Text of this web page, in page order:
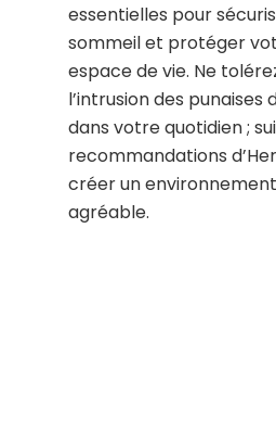
essentielles pour
sommeil et protéger
espace de vie. Ne
l’intrusion des punaises
dans votre quotidien ;
recommandations
créer un
agréable.